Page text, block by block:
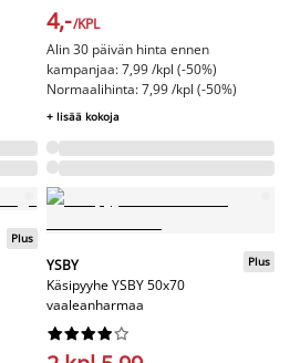
4,-/KPL
Alin 30 päivän hinta ennen
kampanjaa: 7,99 /kpl (-50%)
Normaalihinta: 7,99 /kpl (-50%)
+ lisää kokoja
Plus
YSBY
Käsipyyhe YSBY 50x70
vaaleanharmaa
Plus





